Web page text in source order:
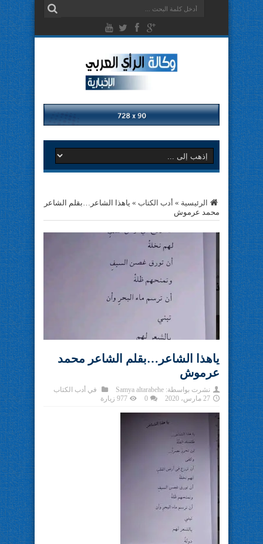
الرئيسية » أدب الكتاب » ياهذا الشاعر…بقلم الشاعر
محمد عرموش
ياهذا الشاعر…بقلم الشاعر محمد
عرموش
نشرت بواسطة: Samya altarabehe في أدب الكتاب
27 مارس، 2020
0 977 زيارة